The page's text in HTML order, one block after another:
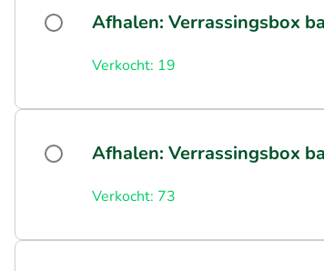
Afhalen: Verrassingsbox
Verkocht: 19
Afhalen: Verrassingsbox
Verkocht: 73